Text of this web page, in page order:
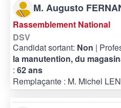
M. Augusto
Rassemblement National
DSV
Candidat sortant: Non |
la manutention, du
: 62 ans
Remplaçante : M. Michel